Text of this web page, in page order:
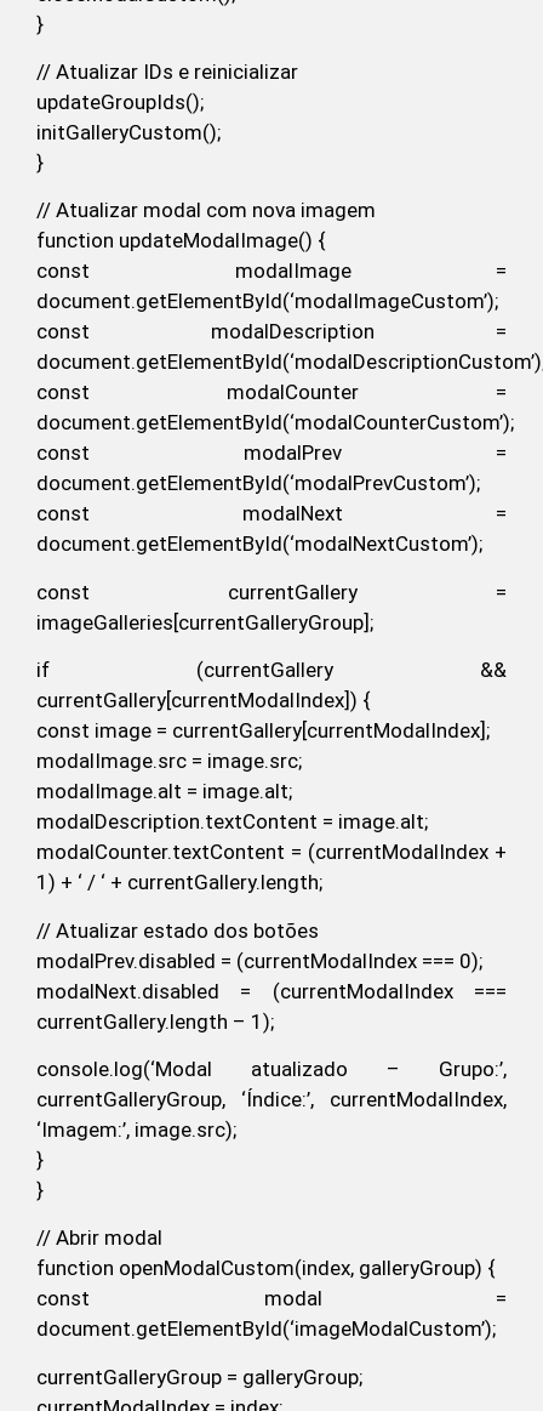
}
// Atualizar IDs e reinicializar
updateGroupIds();
initGalleryCustom();
}
// Atualizar modal com nova imagem
function updateModalImage() {
const modalImage =
document.getElementById(‘modalImageCustom’);
const modalDescription =
const modalCounter =
document.getElementById(‘modalCounterCustom’);
const modalPrev =
document.getElementById(‘modalPrevCustom’);
const modalNext =
document.getElementById(‘modalNextCustom’);
const currentGallery =
imageGalleries[currentGalleryGroup];
if (currentGallery &&
currentGallery[currentModalIndex]) {
const image = currentGallery[currentModalIndex];
modalImage.src = image.src;
modalImage.alt = image.alt;
modalDescription.textContent = image.alt;
modalCounter.textContent = (currentModalIndex +
1) + ‘ / ‘ + currentGallery.length;
// Atualizar estado dos botões
modalPrev.disabled = (currentModalIndex === 0);
modalNext.disabled = (currentModalIndex ===
currentGallery.length – 1);
console.log(‘Modal atualizado – Grupo:’,
currentGalleryGroup, ‘Índice:’, currentModalIndex,
‘Imagem:’, image.src);
}
}
// Abrir modal
function openModalCustom(index, galleryGroup) {
const modal =
document.getElementById(‘imageModalCustom’);
currentGalleryGroup = galleryGroup;